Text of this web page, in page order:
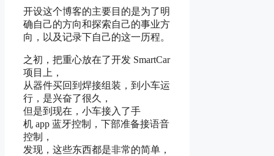
开设这个博客的主要目的是为了明
确自己的方向和探索自己的事业方
向，以及记录下自己的这一历程。
之初，把重心放在了开发 SmartCar
项目上，
从器件买回到焊接组装，到小车运
行，是兴奋了很久，
但是到现在，小车接入了手
机 app 蓝牙控制，下部准备接语音
控制，
发现，这些东西都是非常的简单，